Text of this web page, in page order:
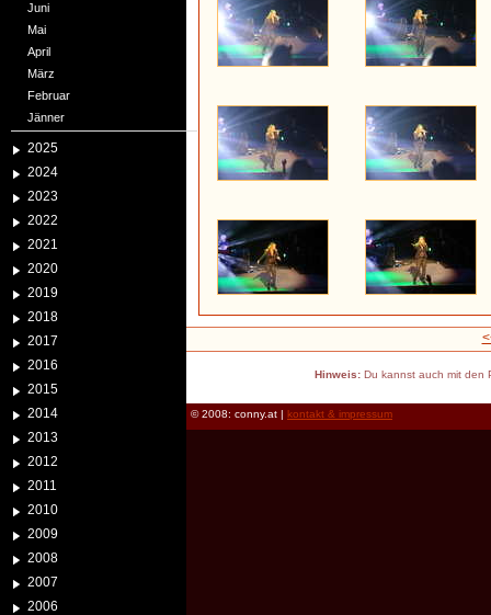
Juni
Mai
April
März
Februar
Jänner
2025
2024
2023
2022
2021
2020
2019
2018
2017
2016
2015
2014
2013
2012
2011
2010
2009
2008
2007
2006
Hinweis:Du kannst auch mit den
© 2008: conny.at | kontakt & impressum